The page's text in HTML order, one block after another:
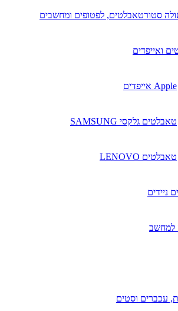
טאבלטים, לפטופים ומחשבים
ואייפדים
Apple אייפדים
טאבלטים גלקסי SAMSUNG
טאבלטים LENOVO
ניידים
למחשב
עכברים וסטים